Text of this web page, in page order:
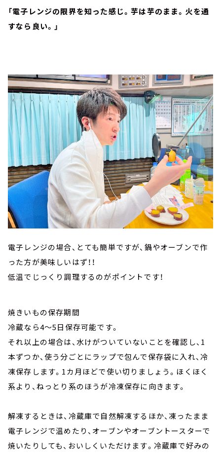
「電子レンジの限界を知った感じ。芋は芋のまま。火を通
すなら良い。」
電子レンジの場合、とても簡単ですが、鍋やオーブンで作
った方が美味しいはず！！
低温でじっくり調理するのがポイントです！
焼きいもの保存期間
冷蔵なら4～5日保存可能です。
それ以上の場合は、水けがついていないことを確認し、1
本ずつか、使う分ごとにラップで包んで保存袋に入れ、冷
凍保存します。1カ月ほどで使い切りましょう。ほくほく
系より、ねっとり系のほうが冷凍保存に向きます。
解凍するときは、冷蔵庫で自然解凍するほか、凍ったまま
電子レンジで温めたり、オーブンやオーブントースターで
焼いたりしても、おいしくいただけます。冷蔵庫で好みの